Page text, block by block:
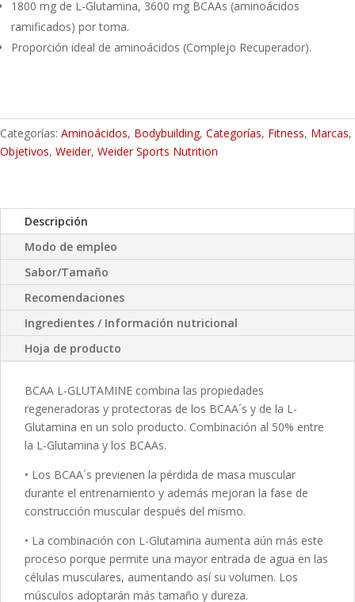
1800 mg de L-Glutamina, 3600 mg BCAAs (aminoácidos
ramificados) por toma.
Proporción ideal de aminoácidos (Complejo Recuperador).
Categorías: Aminoácidos, Bodybuilding, Categorías, Fitness, Marcas,
Objetivos, Weider, Weider Sports Nutrition
Descripción
Modo de empleo
Sabor/Tamaño
Recomendaciones
Ingredientes / Información nutricional
Hoja de producto
BCAA L-GLUTAMINE combina las propiedades
regeneradoras y protectoras de los BCAA´s y de la L-
Glutamina en un solo producto. Combinación al 50% entre
la L-Glutamina y los BCAAs.
• Los BCAA´s previenen la pérdida de masa muscular
durante el entrenamiento y además mejoran la fase de
construcción muscular después del mismo.
• La combinación con L-Glutamina aumenta aún más este
proceso porque permite una mayor entrada de agua en las
células musculares, aumentando así su volumen. Los
músculos adoptarán más tamaño y dureza.